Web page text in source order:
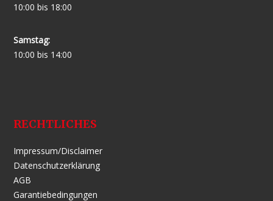
10:00 bis 18:00
Samstag:
10:00 bis 14:00
RECHTLICHES
Impressum/Disclaimer
Datenschutzerklärung
AGB
Garantiebedingungen